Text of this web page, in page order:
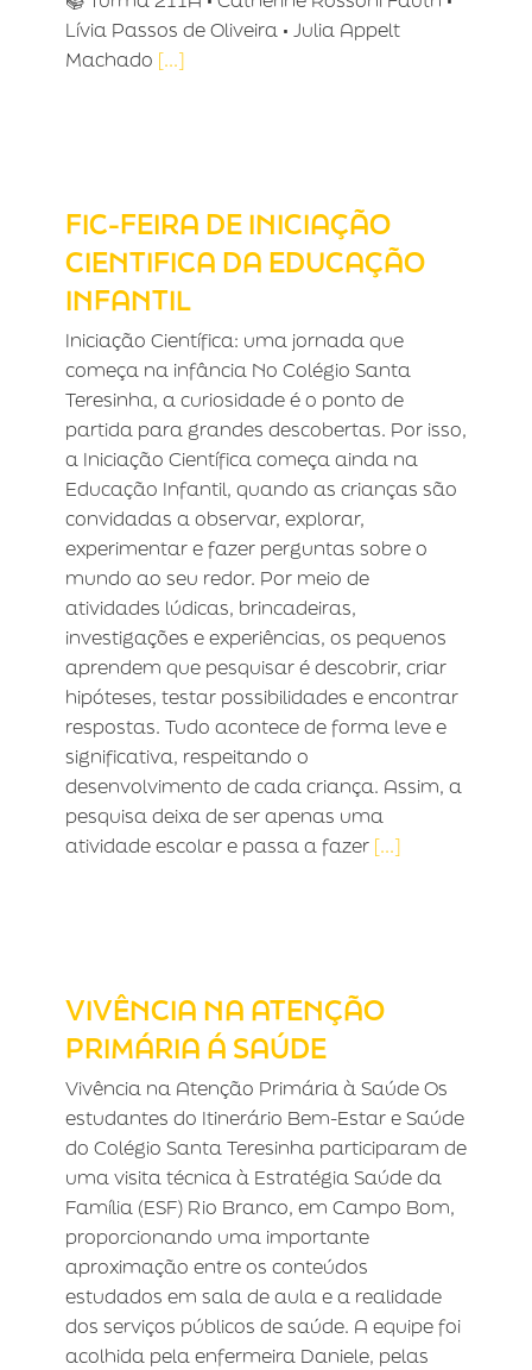
Lívia Passos de Oliveira • Julia Appelt
Machado [...]
FIC-FEIRA DE INICIAÇÃO
CIENTIFICA DA EDUCAÇÃO
INFANTIL
Iniciação Científica: uma jornada que
começa na infância No Colégio Santa
Teresinha, a curiosidade é o ponto de
partida para grandes descobertas. Por isso,
a Iniciação Científica começa ainda na
Educação Infantil, quando as crianças são
convidadas a observar, explorar,
experimentar e fazer perguntas sobre o
mundo ao seu redor. Por meio de
atividades lúdicas, brincadeiras,
investigações e experiências, os pequenos
aprendem que pesquisar é descobrir, criar
hipóteses, testar possibilidades e encontrar
respostas. Tudo acontece de forma leve e
significativa, respeitando o
desenvolvimento de cada criança. Assim, a
pesquisa deixa de ser apenas uma
atividade escolar e passa a fazer [...]
VIVÊNCIA NA ATENÇÃO
PRIMÁRIA Á SAÚDE
Vivência na Atenção Primária à Saúde Os
estudantes do Itinerário Bem-Estar e Saúde
do Colégio Santa Teresinha participaram de
uma visita técnica à Estratégia Saúde da
Família (ESF) Rio Branco, em Campo Bom,
proporcionando uma importante
aproximação entre os conteúdos
estudados em sala de aula e a realidade
dos serviços públicos de saúde. A equipe foi
acolhida pela enfermeira Daniele, pelas